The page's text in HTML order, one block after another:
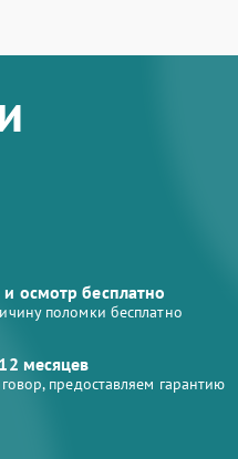
осмотр бесплатно
поломки бесплатно
месяцев
предоставляем гарантию